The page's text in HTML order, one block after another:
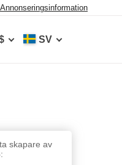
Annonseringsinformation
SV
skapare av